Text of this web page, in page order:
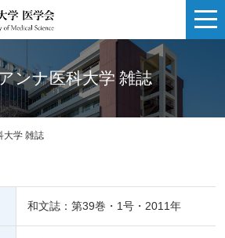
ンナ医科大学 雑誌
大学 雑誌
和文誌：第39巻・1号・2011年